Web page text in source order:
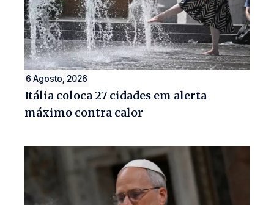
6 Agosto, 2026
Itália coloca 27 cidades em alerta
máximo contra calor